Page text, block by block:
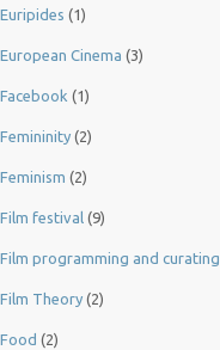
Euripides (1)
European Cinema (3)
Facebook (1)
Femininity (2)
Feminism (2)
Film festival (9)
Film programming and curating
Film Theory (2)
Food (2)